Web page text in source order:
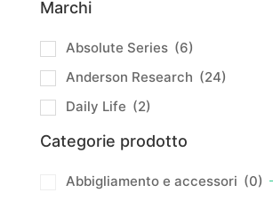
Marchi
Absolute Series (6)
Anderson Research (24)
Daily Life (2)
Categorie prodotto
Abbigliamento e accessori (0)